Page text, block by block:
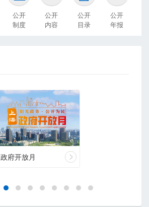
公开
制度
公开
内容
公开
目录
公开
年报
政府开放月